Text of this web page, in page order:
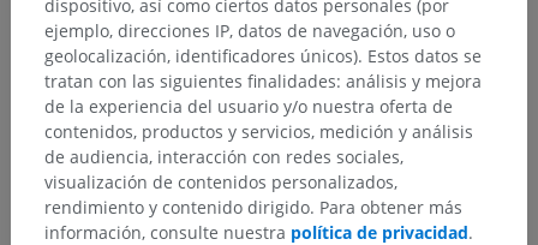
Jerarquía anatómica
dispositivo, así como ciertos datos personales (por
ejemplo, direcciones IP, datos de navegación, uso o
geolocalización, identificadores únicos). Estos datos se
tratan con las siguientes finalidades: análisis y mejora
de la experiencia del usuario y/o nuestra oferta de
contenidos, productos y servicios, medición y análisis
de audiencia, interacción con redes sociales,
visualización de contenidos personalizados,
rendimiento y contenido dirigido. Para obtener más
información, consulte nuestra política de privacidad.